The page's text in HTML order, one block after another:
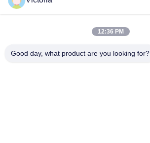
堤出しなさい
12:36 PM
Good day, what product are you looking for?